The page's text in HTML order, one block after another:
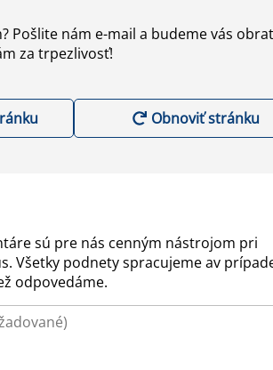
Pošlite nám e-mail a budeme vás
za trpezlivosť!
Obnoviť stránku
sú pre nás cenným nástrojom pri
Všetky podnety spracujeme av
odpovedáme.